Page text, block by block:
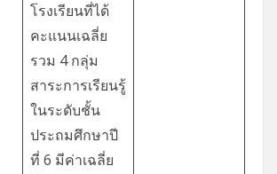
โรงเรียนที่ได้
คะแนนเฉลี่ย
รวม 4 กลุ่ม
สาระการเรียนรู้
ในระดับชั้น
ประถมศึกษาปี
ที่ 6 มีค่าเฉลี่ย